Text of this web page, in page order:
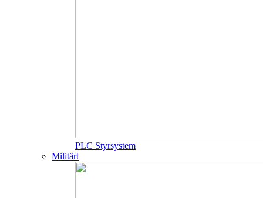
PLC Styrsystem
Militärt